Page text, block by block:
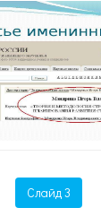
Слайд 3